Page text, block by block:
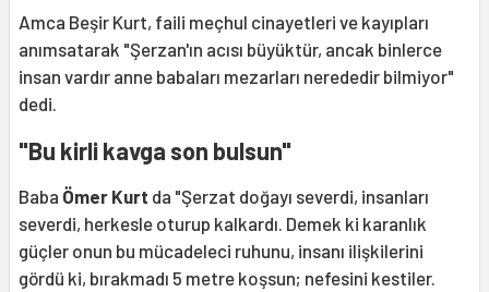
Amca Beşir Kurt, faili meçhul cinayetleri ve kayıpları
anımsatarak "Şerzan'ın acısı büyüktür, ancak binlerce
insan vardır anne babaları mezarları nerededir bilmiyor"
dedi.
"Bu kirli kavga son bulsun"
Baba Ömer Kurt da "Şerzat doğayı severdi, insanları
severdi, herkesle oturup kalkardı. Demek ki karanlık
güçler onun bu mücadeleci ruhunu, insanı ilişkilerini
gördü ki, bırakmadı 5 metre koşsun; nefesini kestiler.